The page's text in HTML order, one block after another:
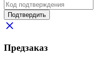
Подтвердить
Предзаказ